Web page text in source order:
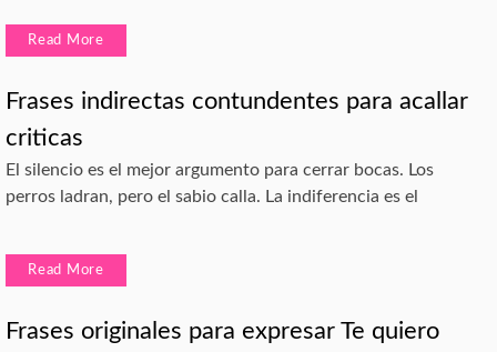
Read More
Frases indirectas contundentes para acallar
criticas
El silencio es el mejor argumento para cerrar bocas. Los
perros ladran, pero el sabio calla. La indiferencia es el
Read More
Frases originales para expresar Te quiero